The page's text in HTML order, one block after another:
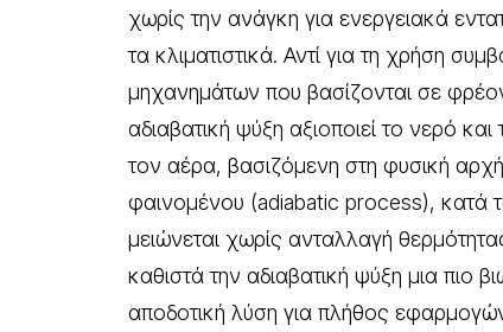
χωρίς την ανάγκη για ενεργειακά
τα κλιματιστικά. Αντί για τη χρήση
μηχανημάτων που βασίζονται σε
αδιαβατική ψύξη αξιοποιεί το νερό και
τον αέρα, βασιζόμενη στη φυσική
φαινομένου (adiabatic process), κατά
μειώνεται χωρίς ανταλλαγή
καθιστά την αδιαβατική ψύξη μια πιο
αποδοτική λύση για πλήθος